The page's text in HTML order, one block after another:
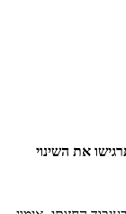
את השינוי